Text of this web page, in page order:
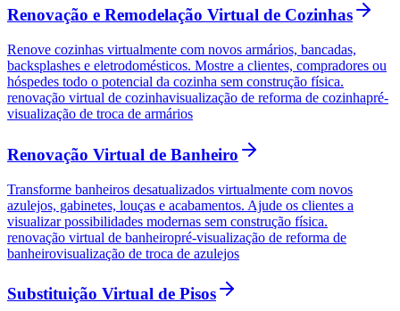
Renovação e Remodelação Virtual de Cozinhas
Renove cozinhas virtualmente com novos armários, bancadas,
backsplashes e eletrodomésticos. Mostre a clientes, compradores ou
hóspedes todo o potencial da cozinha sem construção física.
renovação virtual de cozinhavisualização de reforma de cozinhapré-
visualização de troca de armários
Renovação Virtual de Banheiro
Transforme banheiros desatualizados virtualmente com novos
azulejos, gabinetes, louças e acabamentos. Ajude os clientes a
visualizar possibilidades modernas sem construção física.
renovação virtual de banheiropré-visualização de reforma de
banheirovisualização de troca de azulejos
Substituição Virtual de Pisos